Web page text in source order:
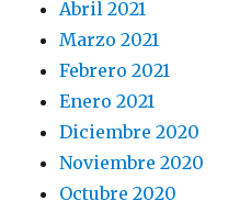
Abril 2021
Marzo 2021
Febrero 2021
Enero 2021
Diciembre 2020
Noviembre 2020
Octubre 2020